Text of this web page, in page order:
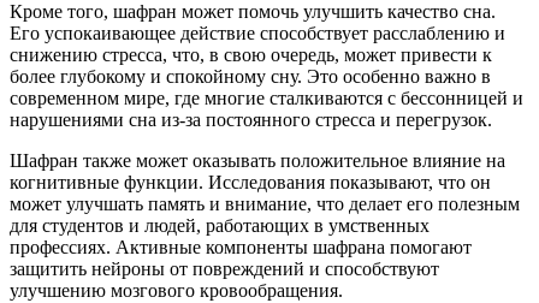
Кроме того, шафран может помочь улучшить качество сна.
Его успокаивающее действие способствует расслаблению и
снижению стресса, что, в свою очередь, может привести к
более глубокому и спокойному сну. Это особенно важно в
современном мире, где многие сталкиваются с бессонницей и
нарушениями сна из-за постоянного стресса и перегрузок.
Шафран также может оказывать положительное влияние на
когнитивные функции. Исследования показывают, что он
может улучшать память и внимание, что делает его полезным
для студентов и людей, работающих в умственных
профессиях. Активные компоненты шафрана помогают
защитить нейроны от повреждений и способствуют
улучшению мозгового кровообращения.